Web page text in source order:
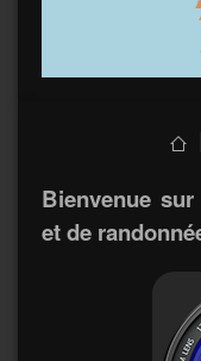
Bienvenue
et de